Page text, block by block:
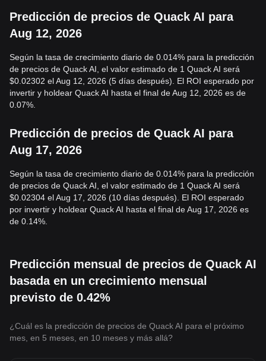
Predicción de precios de Quack AI para
Aug 12, 2026
Según la tasa de crecimiento diario de 0.014% para la predicción
de precios de Quack AI, el valor estimado de 1 Quack AI será
$0.02302 el Aug 12, 2026 (5 días después). El ROI esperado por
invertir y holdear Quack AI hasta el final de Aug 12, 2026 es de
0.07%.
Predicción de precios de Quack AI para
Aug 17, 2026
Según la tasa de crecimiento diario de 0.014% para la predicción
de precios de Quack AI, el valor estimado de 1 Quack AI será
$0.02304 el Aug 17, 2026 (10 días después). El ROI esperado
por invertir y holdear Quack AI hasta el final de Aug 17, 2026 es
de 0.14%.
Predicción mensual de precios de Quack AI
basada en un crecimiento mensual
previsto de 0.42%
¿Cuál es la predicción de precios de Quack AI para el próximo
mes, en 5 meses, en 10 meses y más allá?